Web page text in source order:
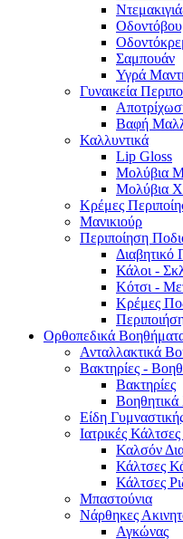
Σαμπουάν
Υγρά
Γυναικεία
Βαφή
Καλλυντικά
Lip Gloss
Μολύβια
Μολύβια
Κρέμες
Μανικιούρ
Περιποίηση
Διαβητικό
Κάλοι -
Κότσι -
Κρέμες
Ορθοπεδικά
Ανταλλακτικά
Βακτηρίες -
Βακτηρίες
Βοηθητικά
Είδη
Ιατρικές
Καλσόν
Κάλτσες
Κάλτσες
Μπαστούνια
Νάρθηκες
Αγκώνας